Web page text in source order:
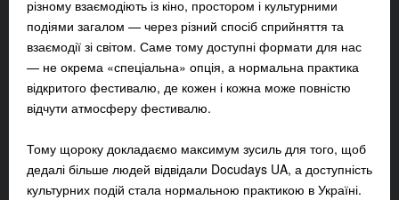
різному взаємодіють із кіно, простором і культурними
подіями загалом — через різний спосіб сприйняття та
взаємодії зі світом. Саме тому доступні формати для нас
— не окрема «спеціальна» опція, а нормальна практика
відкритого фестивалю, де кожен і кожна може повністю
відчути атмосферу фестивалю.
Тому щороку докладаємо максимум зусиль для того, щоб
дедалі більше людей відвідали Docudays UA, а доступність
культурних подій стала нормальною практикою в Україні.